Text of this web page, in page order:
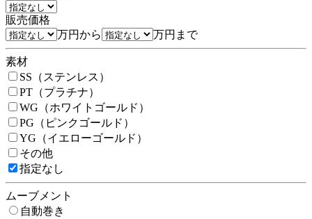
販売価格
万円から
万円まで
素材
SS（ステンレス）
PT（プラチナ）
WG（ホワイトゴールド）
PG（ピンクゴールド）
YG（イエローゴールド）
その他
指定なし
ムーブメント
自動巻き